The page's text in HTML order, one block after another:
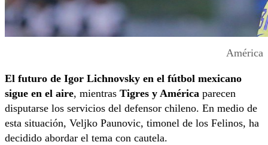
América
El futuro de Igor Lichnovsky en el fútbol mexicano
sigue en el aire, mientras Tigres y América parecen
disputarse los servicios del defensor chileno. En medio de
esta situación, Veljko Paunovic, timonel de los Felinos, ha
decidido abordar el tema con cautela.